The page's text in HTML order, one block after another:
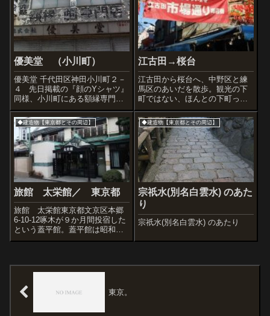
優美堂 （小川町）
優美堂 千代田区神田小川町２－
４ 先日掲載の『顔のYシャツ』
同様、小川町にある額縁専門
店。経年変化激しいですが、富
士山の看板がインパクトありま
す。 顔のＹシャツの隣のビル
からふらっと出てきた男性が案
内してくれました。この『優美
堂...
江古田→桜台
江古田から桜台へ、中野区と練
馬区のあいだを散歩。観光の下
町ではない、ほんとの下町って
感じでした。
◆建造物【東京都とその周辺】
旅館 太栄館／ 東京都
旅館 太栄館東京都文京区本郷
6-10-12啄木が９か月間投宿した
という蓋平館。蓋平館は昭和１
０年に太栄館と改称したものの
に築５５年ほどの相当な年季。
下はよく...
◆建造物【東京都とその周辺】
宗祇水(別名白雲水) のあた
り
宗祇水(別名白雲水) のあたり
東京。